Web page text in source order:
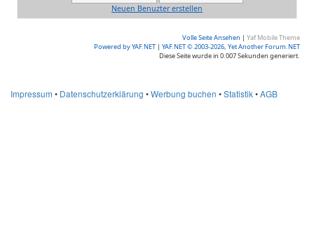
Neuen Benuzter erstellen
Volle Seite Ansehen | Yaf Mobile Theme
Powered by YAF.NET | YAF.NET © 2003-2026, Yet Another Forum.NET
Diese Seite wurde in 0.007 Sekunden generiert.
Impressum • Datenschutzerklärung •Werbung buchen •Statistik•AGB